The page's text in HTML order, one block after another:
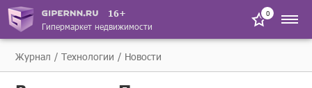
16+
Гипермаркет недвижимости
0
Журнал Технологии Новости